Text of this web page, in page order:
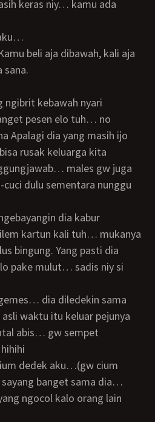
pesen elo tuh… no
Apalagi dia yang masih ijo
rusak keluarga kita
males gw juga
dulu sementara nunggu
kartun kali tuh… mukanya
bingung. Yang pasti dia
pake mulut… sadis niy si
waktu itu keluar pejunya
abis… gw sempet
banget sama dia…
ngocol kalo orang lain